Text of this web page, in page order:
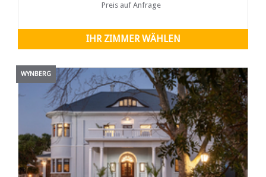
Preis auf Anfrage
IHR ZIMMER WÄHLEN
WYNBERG